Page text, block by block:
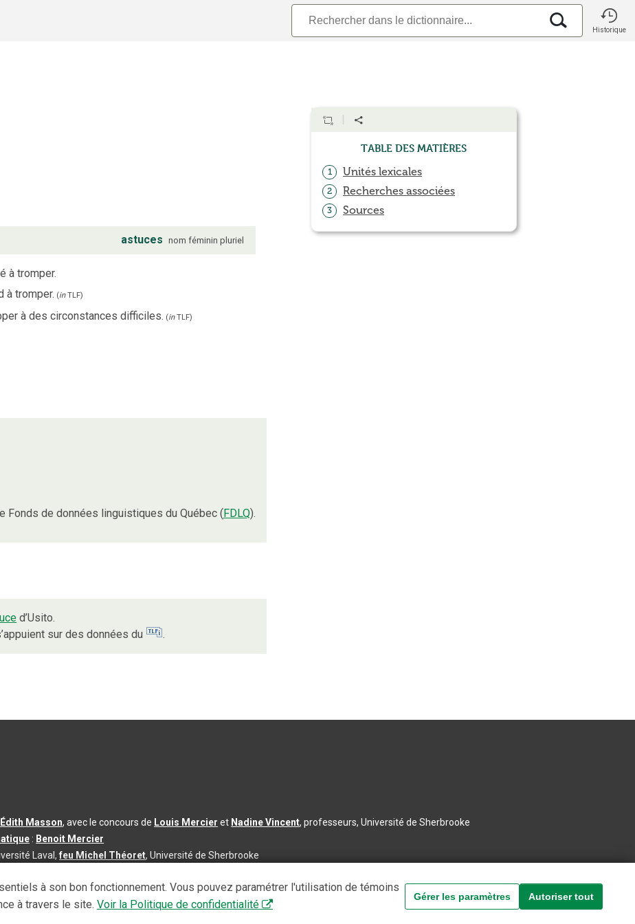
Historique
astuces nom féminin pluriel
à tromper.
à tromper. (inTLF)
à des circonstances difficiles. (inTLF)
Fonds de données linguistiques du Québec (FDLQ).
d’Usito.
sur des données du
.
Table des matières
1 Unités lexicales
2 Recherches associées
3 Sources
Masson, avec le concours de Louis Mercier et Nadine Vincent, professeurs, Université de Sherbrooke
: Benoit Mercier
Laval,feu Michel Théoret, Université de Sherbrooke
mise à jour du contenu :2026-08-03
à son bon fonctionnement. Vous pouvez paramétrer l'utilisation de témoins
à travers le site. Voir la Politique de confidentialité
Gérer les paramètres Autoriser tout